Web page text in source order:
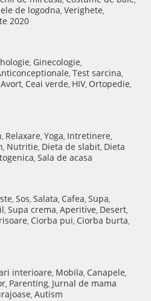
de logodna, Verighete,
2020
, Ginecologie,
, Test sarcina,
Avort, Ceai verde, HIV, Ortopedie,
, Relaxare, Yoga, Intretinere,
, Nutritie, Dieta de slabit, Dieta
, Sala de acasa
, Sos, Salata, Cafea, Supa,
, Supa crema, Aperitive, Desert,
, Ciorba pui, Ciorba burta,
interioare, Mobila, Canapele,
, Parenting, Jurnal de mama
, Autism